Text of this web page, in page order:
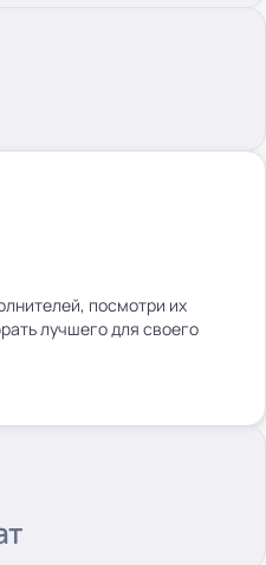
посмотри их
лучшего для своего